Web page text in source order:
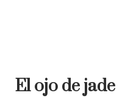
El ojo de jade